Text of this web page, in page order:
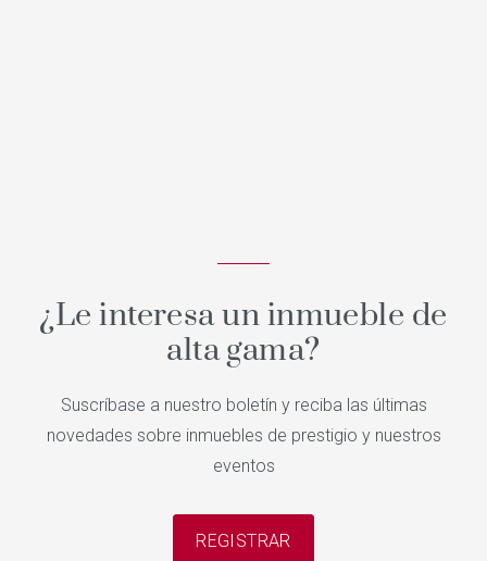
¿Le interesa un inmueble de
alta gama?
Suscríbase a nuestro boletín y reciba las últimas
novedades sobre inmuebles de prestigio y nuestros
eventos
REGISTRAR